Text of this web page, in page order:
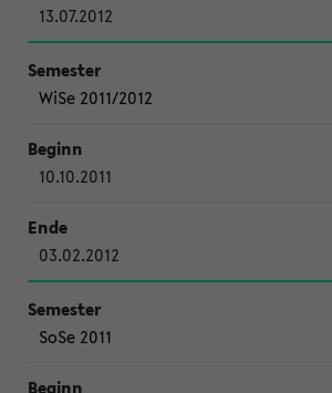
13.07.2012
WiSe 2011/2012
10.10.2011
03.02.2012
SoSe 2011